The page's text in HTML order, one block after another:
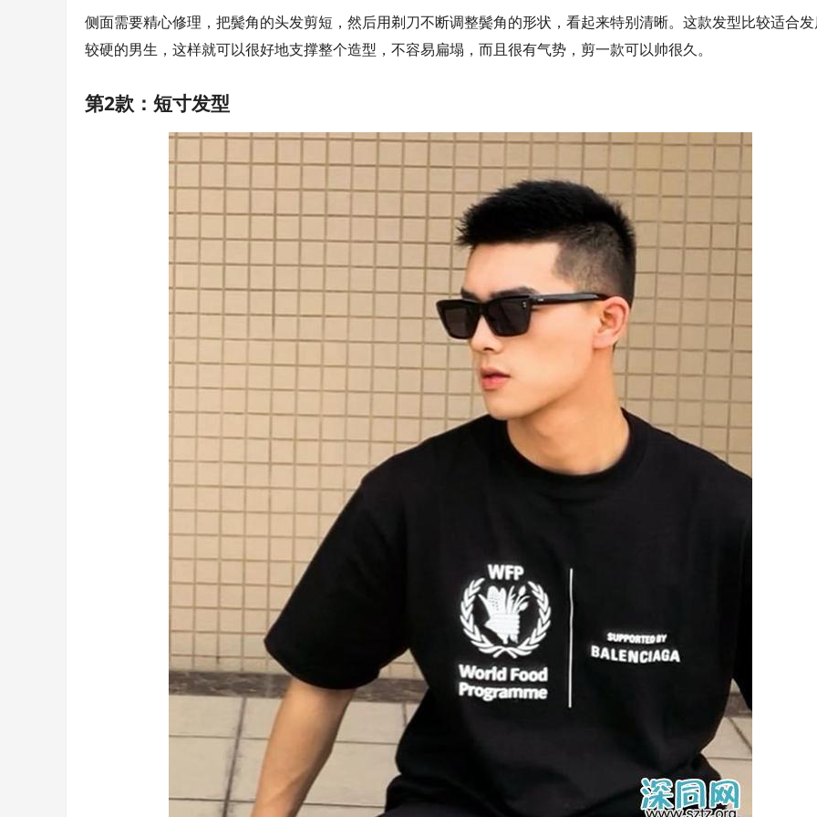
侧面需要精心修理，把鬓角的头发剪短，然后用剃刀不断调整鬓角的形状，看起来特别清晰。这款发型比较适合
较硬的男生，这样就可以很好地支撑整个造型，不容易扁塌，而且很有气势，剪一款可以帅很久。
第2款：短寸发型